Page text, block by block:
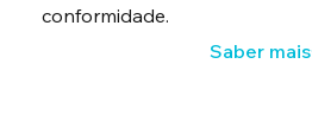
conformidade.
Saber mais